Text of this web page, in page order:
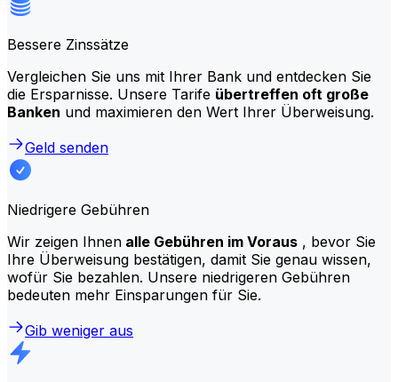
Bessere Zinssätze
Vergleichen Sie uns mit Ihrer Bank und entdecken Sie
die Ersparnisse. Unsere Tarife übertreffen oft große
Banken und maximieren den Wert Ihrer Überweisung.
Geld senden
Niedrigere Gebühren
Wir zeigen Ihnen alle Gebühren im Voraus , bevor Sie
Ihre Überweisung bestätigen, damit Sie genau wissen,
wofür Sie bezahlen. Unsere niedrigeren Gebühren
bedeuten mehr Einsparungen für Sie.
Gib weniger aus